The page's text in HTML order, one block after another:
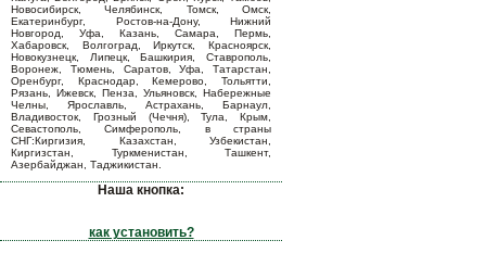
Новосибирск, Челябинск, Томск, Омск,
Екатеринбург, Ростов-на-Дону, Нижний
Новгород, Уфа, Казань, Самара, Пермь,
Хабаровск, Волгоград, Иркутск, Красноярск,
Новокузнецк, Липецк, Башкирия, Ставрополь,
Воронеж, Тюмень, Саратов, Уфа, Татарстан,
Оренбург, Краснодар, Кемерово, Тольятти,
Рязань, Ижевск, Пенза, Ульяновск, Набережные
Челны, Ярославль, Астрахань, Барнаул,
Владивосток, Грозный (Чечня), Тула, Крым,
Севастополь, Симферополь, в страны
СНГ:Киргизия, Казахстан, Узбекистан,
Киргизстан, Туркменистан, Ташкент,
Азербайджан, Таджикистан.
Наша кнопка:
как установить?